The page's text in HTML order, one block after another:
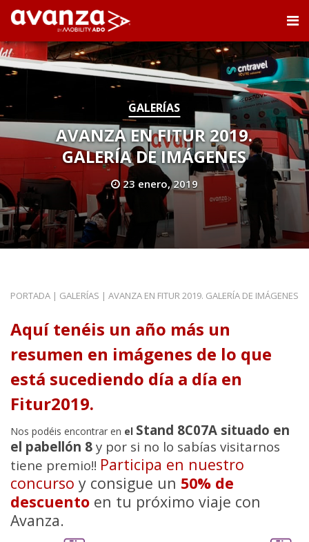
GALERÍAS
AVANZA EN FITUR 2019.
GALERÍA DE IMÁGENES
23 enero, 2019
PORTADA | GALERÍAS | AVANZA EN FITUR 2019. GALERÍA DE IMÁGENES
Aquí tenéis un año más un
resumen en imágenes de lo que
está sucediendo día a día en
Fitur2019.
Nos podéis encontrar en el Stand 8C07A situado en
el pabellón 8 y por si no lo sabías visitarnos
tiene premio!! Participa en nuestro
concurso y consigue un 50% de
descuento en tu próximo viaje con
Avanza.